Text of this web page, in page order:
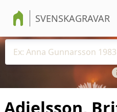
SVENSKAGRAVAR